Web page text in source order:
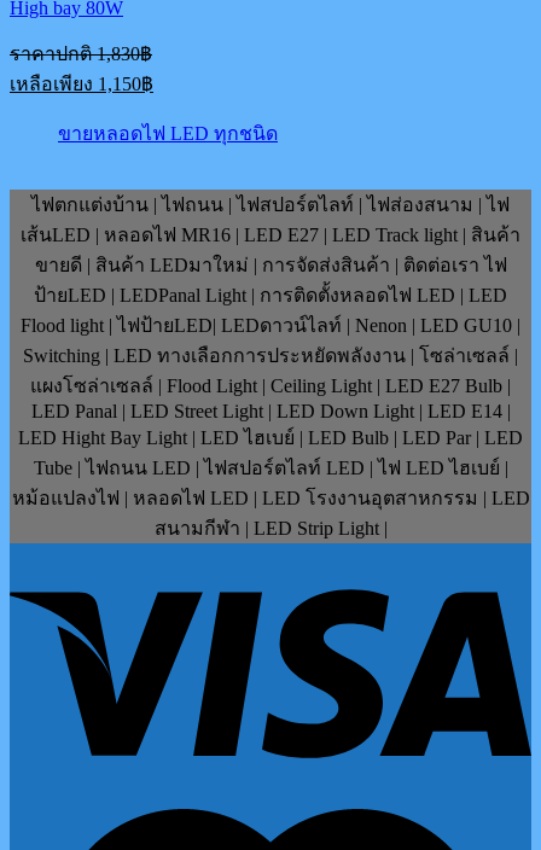
High bay 80W
ราคาปกติ1,830฿
was:
เหลือเพียง 1,150฿
price
is:
1,150฿.
ขายหลอดไฟ LED ทุกชนิด
ไฟตกแต่งบ้าน | ไฟถนน | ไฟสปอร์ตไลท์ | ไฟส่องสนาม | ไฟ
เส้นLED | หลอดไฟ MR16 | LED E27 | LED Track light | สินค้า
ขายดี | สินค้า LEDมาใหม่ | การจัดส่งสินค้า | ติดต่อเรา ไฟ
ป้ายLED | LEDPanal Light | การติดตั้งหลอดไฟ LED | LED
Flood light | ไฟป้ายLED| LEDดาวน์ไลท์ | Nenon | LED GU10 |
Switching | LED ทางเลือกการประหยัดพลังงาน | โซล่าเซลล์ |
แผงโซล่าเซลล์ | Flood Light | Ceiling Light | LED E27 Bulb |
LED Panal | LED Street Light | LED Down Light | LED E14 |
LED Hight Bay Light | LED ไฮเบย์ | LED Bulb | LED Par | LED
Tube | ไฟถนน LED | ไฟสปอร์ตไลท์ LED | ไฟ LED ไฮเบย์ |
หม้อแปลงไฟ | หลอดไฟ LED | LED โรงงานอุตสาหกรรม | LED
สนามกีฬา | LED Strip Light |